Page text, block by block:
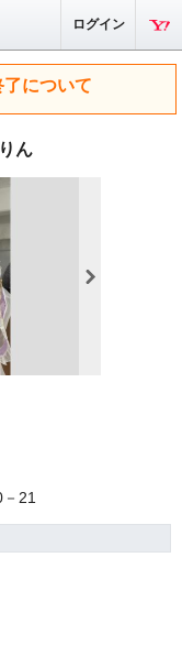
ログイン
について
ん
21